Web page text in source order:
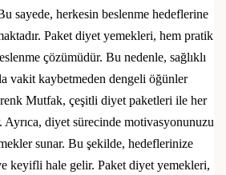
sayede, herkesin beslenme hedeflerine
Paket diyet yemekleri, hem pratik
çözümüdür. Bu nedenle, sağlıklı
vakit kaybetmeden dengeli öğünler
Mutfak, çeşitli diyet paketleri ile her
Ayrıca, diyet sürecinde motivasyonunuzu
sunar. Bu şekilde, hedeflerinize
keyifli hale gelir. Paket diyet yemekleri,